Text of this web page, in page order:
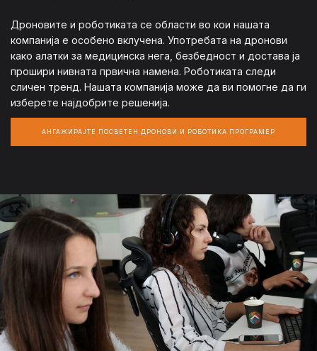
Дроновите и роботиката се области во кои нашата
компанија е особено вклучена. Употребата на дронови
како алатки за медицинска нега, безбедност и достава ја
прошири нивната првична намена. Роботиката следи
сличен тренд. Нашата компанија може да ви помогне да ги
изберете најдобрите решенија.
АНГАЖИРАЈТЕ ПОСВЕТЕН ДРОНОВИ И РОБОТИКА ПРОГРАМЕР